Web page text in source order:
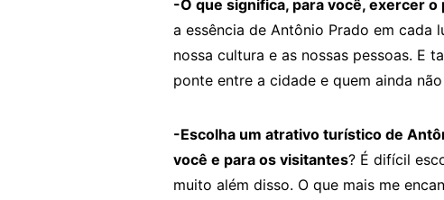
-O que significa, para você, exercer
a essência de Antônio Prado em cada
nossa cultura e as nossas pessoas. E
ponte entre a cidade e quem ainda
-Escolha um atrativo turístico de
você e para os visitantes? É difícil
muito além disso. O que mais me